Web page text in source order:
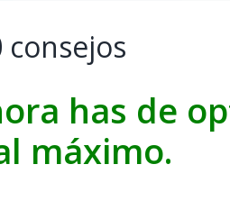
has de
máximo.